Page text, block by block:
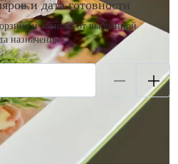
и дата готовности
и зависит от выбранной
назначения.